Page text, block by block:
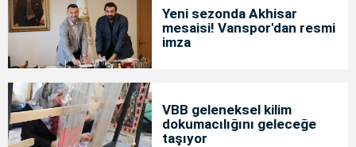
Yeni sezonda Akhisar
mesaisi! Vanspor'dan resmi
imza
VBB geleneksel kilim
dokumacılığını geleceğe
taşıyor